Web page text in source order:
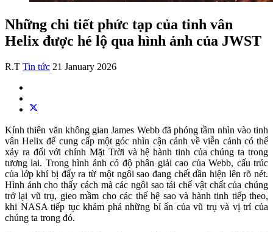
Những chi tiết phức tạp của tinh vân
Helix được hé lộ qua hình ảnh của JWST
R.T Tin tức 21 January 2026
Kính thiên văn không gian James Webb đã phóng tầm nhìn vào tinh
vân Helix để cung cấp một góc nhìn cận cảnh về viễn cảnh có thể
xảy ra đối với chính Mặt Trời và hệ hành tinh của chúng ta trong
tương lai. Trong hình ảnh có độ phân giải cao của Webb, cấu trúc
của lớp khí bị đẩy ra từ một ngôi sao đang chết dần hiện lên rõ nét.
Hình ảnh cho thấy cách mà các ngôi sao tái chế vật chất của chúng
trở lại vũ trụ, gieo mầm cho các thế hệ sao và hành tinh tiếp theo,
khi NASA tiếp tục khám phá những bí ẩn của vũ trụ và vị trí của
chúng ta trong đó.